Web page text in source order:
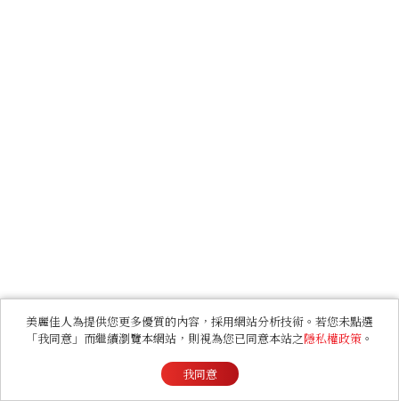
美麗佳人為提供您更多優質的內容，採用網站分析技術。若您未點選
「我同意」而繼續瀏覽本網站，則視為您已同意本站之隱私權政策 。
我同意